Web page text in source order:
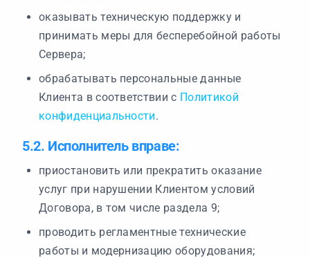
оказывать техническую поддержку и
принимать меры для бесперебойной работы
Сервера;
обрабатывать персональные данные
Клиента в соответствии с Политикой
конфиденциальности.
5.2. Исполнитель вправе:
приостановить или прекратить оказание
услуг при нарушении Клиентом условий
Договора, в том числе раздела 9;
проводить регламентные технические
работы и модернизацию оборудования;